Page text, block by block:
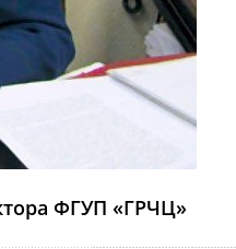
ФГУП «ГРЧЦ»